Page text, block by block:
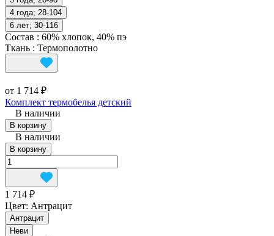
4 года; 28-104
6 лет; 30-116
Состав : 60% хлопок, 40% пэ
Ткань : Термополотно
от 1 714 ₽
Комплект термобелья детский
В наличии
В корзину
В наличии
В корзину
1 714 ₽
Цвет: Антрацит
Антрацит
Неви